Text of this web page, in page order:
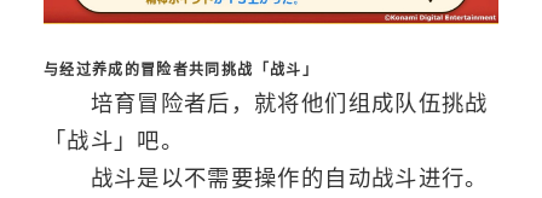
与经过养成的冒险者共同挑战「战斗」
培育冒险者后，就将他们组成队伍挑战
「战斗」吧。
战斗是以不需要操作的自动战斗进行。